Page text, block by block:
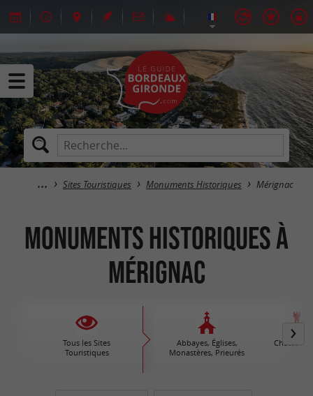
Sites Touristiques Monuments Historiques Mérignac
Monuments Historiques à
Mérignac
Tous les Sites
Touristiques
Abbayes, Églises,
Monastères, Prieurés
Châteaux